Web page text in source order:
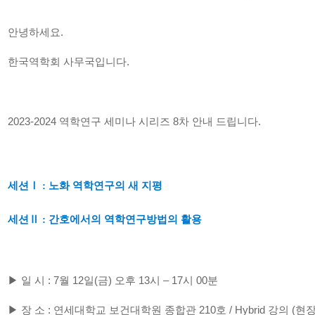
안녕하세요.
한국역학회 사무국입니다.
2023-2024 역학연구 세미나 시리즈 8차 안내 드립니다.
세션 Ⅰ : 노화 역학연구의 새 지평
세션 Ⅱ : 간호에서의 역학연구방법의 활용
▶ 일 시 : 7월 12일(금) 오후 13시 – 17시 00분
▶ 장 소 : 연세대학교 보건대학원 종합관 210호 / Hybrid 강의 (현